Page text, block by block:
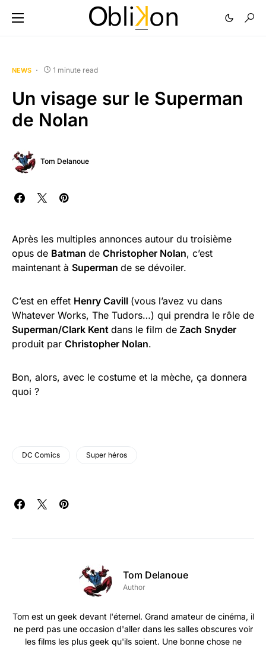
NEWS 1 minute read
Un visage sur le Superman
de Nolan
Tom Delanoue
Après les multiples annonces autour du troisième
opus de Batman de Christopher Nolan, c’est
maintenant à Superman de se dévoiler.
C’est en effet Henry Cavill (vous l’avez vu dans
Whatever Works, The Tudors…) qui prendra le rôle de
Superman/Clark Kent dans le film de Zach Snyder
produit par Christopher Nolan.
Bon, alors, avec le costume et la mèche, ça donnera
quoi ?
DC Comics Super héros
Tom Delanoue
Author
Tom est un geek devant l'éternel. Grand amateur de cinéma, il
ne perd pas une occasion d'aller dans les salles obscures voir
les films les plus geek qu'ils soient. Une bonne chose ne